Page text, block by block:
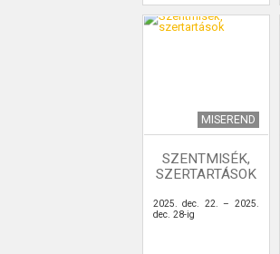
MISEREND
SZENTMISÉK,
SZERTARTÁSOK
2025. dec. 22. – 2025.
dec. 28-ig